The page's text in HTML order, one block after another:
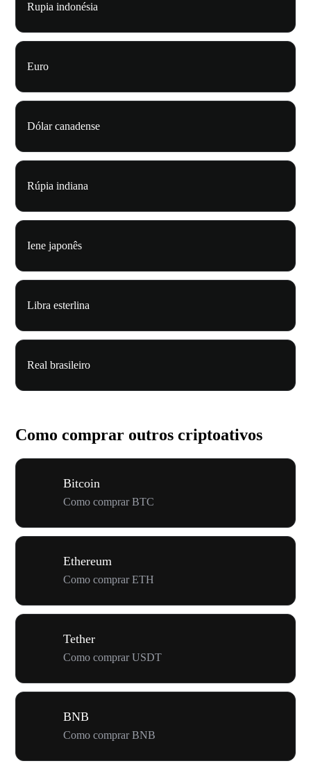
Rupia indonésia
Euro
Dólar canadense
Rúpia indiana
Iene japonês
Libra esterlina
Real brasileiro
Como comprar outros criptoativos
Bitcoin
Como comprar BTC
Ethereum
Como comprar ETH
Tether
Como comprar USDT
BNB
Como comprar BNB